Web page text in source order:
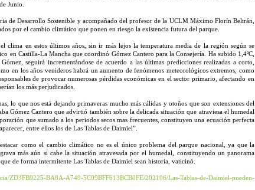
Junio.
de Desarrollo Sostenible y acompañado del profesor de la UCLM Máximo Florín Beltrán,
por el cambio climático que ponen en riesgo la existencia futura del parque.
clima en estos últimos años, sin ir más lejos la temperatura media de la región según se
en Castilla-La Mancha que coordinó Gómez Cantero para la Consejería. Ha subido 1,4ºC,
seguirá incrementándose de acuerdo a las últimas predicciones realizadas a corto,
en los años venideros habrá un aumento de fenómenos meteorológicos extremos, como
de provocar numerosas pérdidas económicas en el sector primario, afectando en
los más perjudicados.
lo que nos está dejando primaveras mucho más cálidas y otoños que son extensiones del
Gómez Cantero que advirtió también sobre la delicada situación que atraviesa el humedal
que sumado a los periodos secos mas frecuentes, constituyen una ecuación perfecta
entre ellos los de Las Tablas de Daimiel”.
como el cambio climático no es el único problema del parque nacional, ya que la
más aún si cabe la situación atravesada por el humedal, constituyendo un panorama
de forma intermitente Las Tablas de Daimiel sean historia, vaticinó.
ZD3FB9225-BA8A-A749-5C09BFF613BCB0FE/202106/Las-Tablas-de-Daimiel-pueden-